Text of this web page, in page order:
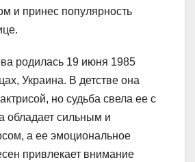
и принес популярность
родилась 19 июня 1985
Украина. В детстве она
но судьба свела ее с
обладает сильным и
а ее эмоциональное
привлекает внимание